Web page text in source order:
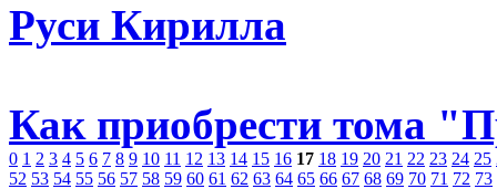
Руси Кирилла
Как приобрести тома
0 1 2 3 4 5 6 7 8 9 10 11 12 13 14 15 16 17 18 19 20 21 22 23 24 25
52 53 54 55 56 57 58 59 60 61 62 63 64 65 66 67 68 69 70 71 72 73